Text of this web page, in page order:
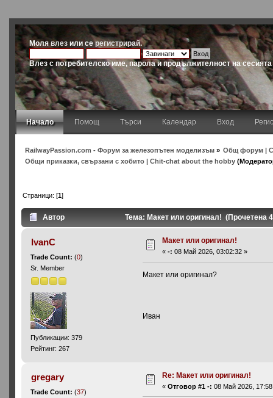
Молявлез или серегистрирай.
Влез с потребителско име, парола и продължителност на сесията
Начало Помощ Търси Календар Вход
RailwayPassion.com - Форум за железопътен моделизъм» Общ форум |
Общи приказки, свързани с хобито | Chit-chat about the hobby
Страници: [1]
Автор Тема: Макет или оригинал! (Прочетена
IvanC
Trade Count:(0)
Sr. Member
Публикации: 379
Рейтинг: 267
Макет или оригинал!
«-: 08 Май 2026, 03:02:32 »
Макет или оригинал?
Иван
gregary
Trade Count:(37)
Re: Макет или оригинал!
«Отговор #1 -: 08 Май 2026,